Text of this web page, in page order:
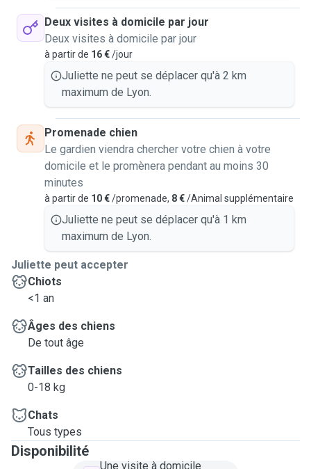
Deux visites à domicile par jour
Deux visites à domicile par jour
à partir de 16 €/jour
Juliette ne peut se déplacer qu'à 2 km
maximum de Lyon.
Promenade chien
Le gardien viendra chercher votre chien à votre
domicile et le promènera pendant au moins 30
minutes
à partir de 10 €/promenade, 8 €/Animal supplémentaire
Juliette ne peut se déplacer qu'à 1 km
maximum de Lyon.
Juliette peut accepter
Chiots
<1 an
Âges des chiens
De tout âge
Tailles des chiens
0-18 kg
Chats
Tous types
Disponibilité
Une visite à domicile